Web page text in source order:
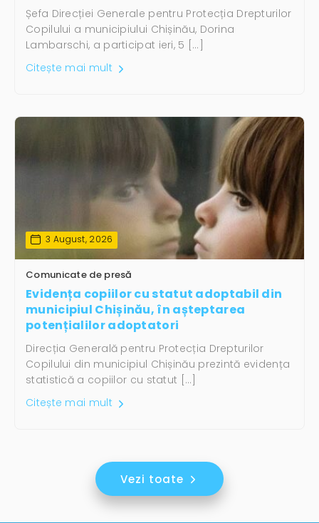
Șefa Direcției Generale pentru Protecția Drepturilor
Copilului a municipiului Chișinău, Dorina
Lambarschi, a participat ieri, 5 […]
Citește mai mult
3 August, 2026
Comunicate de presă
Evidența copiilor cu statut adoptabil din
municipiul Chișinău, în așteptarea
potențialilor adoptatori
Direcția Generală pentru Protecția Drepturilor
Copilului din municipiul Chișinău prezintă evidența
statistică a copiilor cu statut […]
Citește mai mult
Vezi toate